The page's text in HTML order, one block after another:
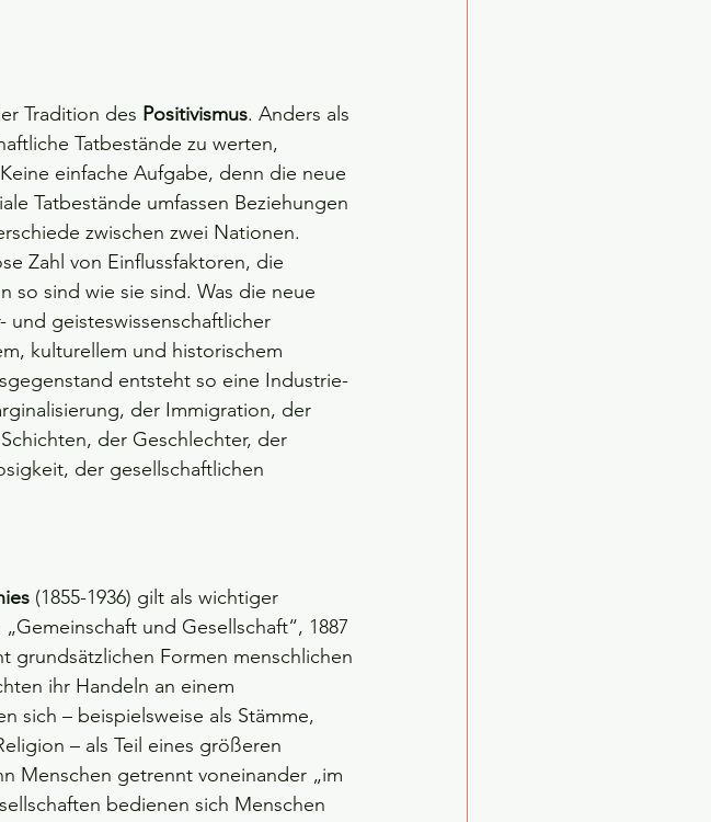
Tradition des Positivismus. Anders als
Tatbestände zu werten,
einfache Aufgabe, denn die neue
Tatbestände umfassen Beziehungen
zwischen zwei Nationen.
Zahl von Einflussfaktoren, die
so sind wie sie sind. Was die neue
und geisteswissenschaftlicher
kulturellem und historischem
entsteht so eine Industrie-
der Immigration, der
der Geschlechter, der
der gesellschaftlichen
(1855-1936) gilt als wichtiger
und Gesellschaft“, 1887
grundsätzlichen Formen menschlichen
ihr Handeln an einem
sich – beispielsweise als Stämme,
– als Teil eines größeren
Menschen getrennt voneinander „im
bedienen sich Menschen